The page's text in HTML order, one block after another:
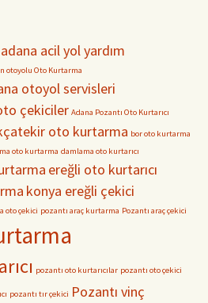
adana acil yol yardım
otoyolu Oto Kurtarma
otoyol servisleri
çekiciler Adana Pozantı Oto Kurtarıcı
oto kurtarma bor oto kurtarma
oto kurtarma damlama oto kurtarıcı
ereğli oto kurtarıcı
konya ereğli çekici
oto çekici pozantı araç kurtarma Pozantı araç çekici
pozantı oto kurtarıcılar pozantı oto çekici
pozantı tır çekici Pozantı vinç